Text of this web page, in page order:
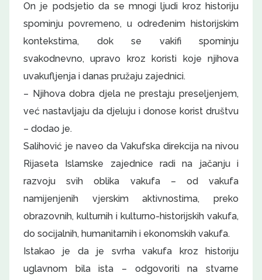
On je podsjetio da se mnogi ljudi kroz historiju
spominju povremeno, u određenim historijskim
kontekstima, dok se vakifi spominju
svakodnevno, upravo kroz koristi koje njihova
uvakufljenja i danas pružaju zajednici.
– Njihova dobra djela ne prestaju preseljenjem,
već nastavljaju da djeluju i donose korist društvu
– dodao je.
Salihović je naveo da Vakufska direkcija na nivou
Rijaseta Islamske zajednice radi na jačanju i
razvoju svih oblika vakufa – od vakufa
namijenjenih vjerskim aktivnostima, preko
obrazovnih, kulturnih i kulturno-historijskih vakufa,
do socijalnih, humanitarnih i ekonomskih vakufa.
Istakao je da je svrha vakufa kroz historiju
uglavnom bila ista – odgovoriti na stvarne